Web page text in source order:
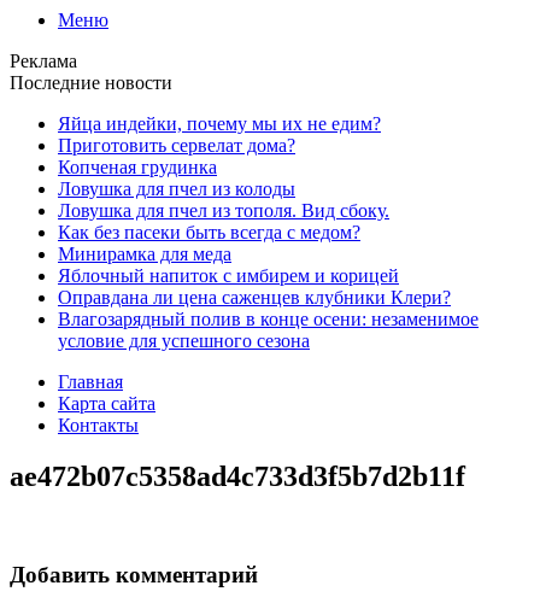
Меню
Реклама
Последние новости
Яйца индейки, почему мы их не едим?
Приготовить сервелат⁠⁠ дома?
Копченая грудинка
Ловушка для пчел из колоды
Ловушка для пчел из тополя. Вид сбоку.
Как без пасеки быть всегда с медом?
Минирамка для меда
Яблочный напиток с имбирем и корицей
Оправдана ли цена саженцев клубники Клери?
Влагозарядный полив в конце осени: незаменимое
условие для успешного сезона
Главная
Карта сайта
Контакты
ae472b07c5358ad4c733d3f5b7d2b11f
Добавить комментарий